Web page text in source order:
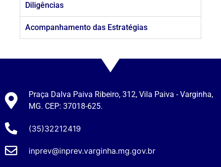
Diligências
Acompanhamento das Estratégias
Praça Dalva Paiva Ribeiro, 312, Vila Paiva - Varginha,
MG. CEP: 37018-625.
(35)32212419
inprev@inprev.varginha.mg.gov.br